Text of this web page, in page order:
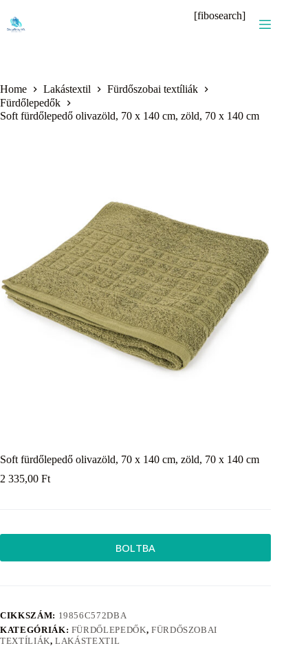
content
[fibosearch]
Home Lakástextil
Fürdőszobai textíliák
Fürdőlepedők
Soft fürdőlepedő olivazöld, 70 x 140 cm, zöld, 70 x 140 cm
Soft fürdőlepedő olivazöld, 70 x 140 cm, zöld, 70 x 140 cm
2 335,00 Ft
BOLTBA
CIKKSZÁM: 19856C572DBA
KATEGÓRIÁK: FÜRDŐLEPEDŐK, FÜRDŐSZOBAI
TEXTÍLIÁK,LAKÁSTEXTIL